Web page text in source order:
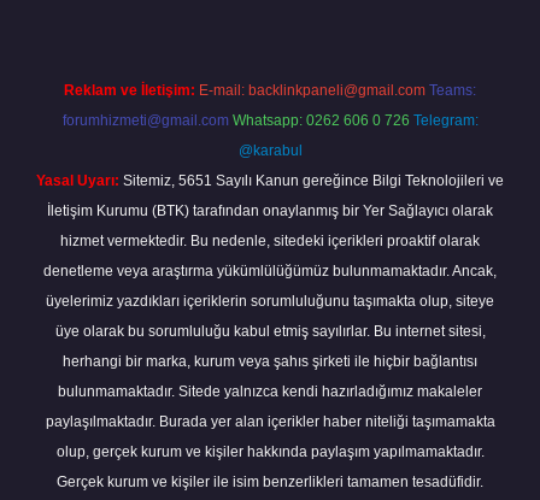
Reklam ve İletişim: E-mail: backlinkpaneli@gmail.com Teams:
forumhizmeti@gmail.com Whatsapp: 0262 606 0 726 Telegram:
@karabul
Yasal Uyarı: Sitemiz, 5651 Sayılı Kanun gereğince Bilgi Teknolojileri ve
İletişim Kurumu (BTK) tarafından onaylanmış bir Yer Sağlayıcı olarak
hizmet vermektedir. Bu nedenle, sitedeki içerikleri proaktif olarak
denetleme veya araştırma yükümlülüğümüz bulunmamaktadır. Ancak,
üyelerimiz yazdıkları içeriklerin sorumluluğunu taşımakta olup, siteye
üye olarak bu sorumluluğu kabul etmiş sayılırlar. Bu internet sitesi,
herhangi bir marka, kurum veya şahıs şirketi ile hiçbir bağlantısı
bulunmamaktadır. Sitede yalnızca kendi hazırladığımız makaleler
paylaşılmaktadır. Burada yer alan içerikler haber niteliği taşımamakta
olup, gerçek kurum ve kişiler hakkında paylaşım yapılmamaktadır.
Gerçek kurum ve kişiler ile isim benzerlikleri tamamen tesadüfidir.